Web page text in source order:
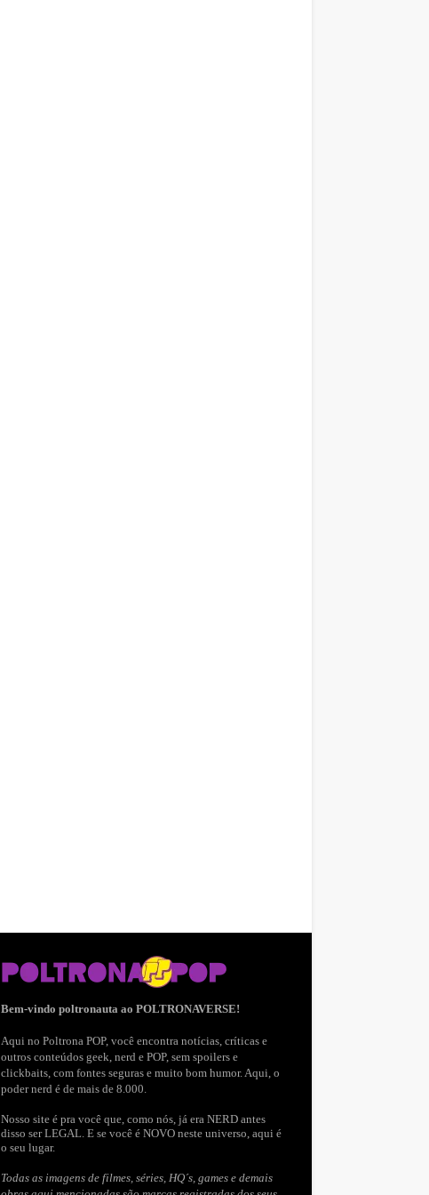
Bem-vindo poltronauta ao POLTRONAVERSE!
Aqui no Poltrona POP, você encontra notícias, críticas e
outros conteúdos geek, nerd e POP, sem spoilers e
clickbaits, com fontes seguras e muito bom humor. Aqui, o
poder nerd é de mais de 8.000.
Nosso site é pra você que, como nós, já era NERD antes
disso ser LEGAL. E se você é NOVO neste universo, aqui é
o seu lugar.
Todas as imagens de filmes, séries, HQ´s, games e demais